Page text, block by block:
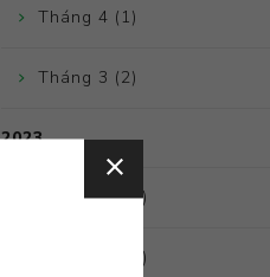
Tháng 4 (1)
Tháng 3 (2)
2023
Tháng 12 (1)
Tháng 11 (4)